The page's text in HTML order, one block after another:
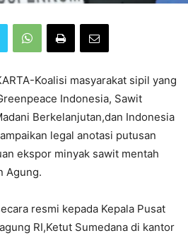
Koalisi masyarakat sipil yang
Indonesia, Sawit
Berkelanjutan,dan Indonesia
legal anotasi putusan
ekspor minyak sawit mentah
Agung.
resmi kepada Kepala Pusat
RI,Ketut Sumedana di kantor